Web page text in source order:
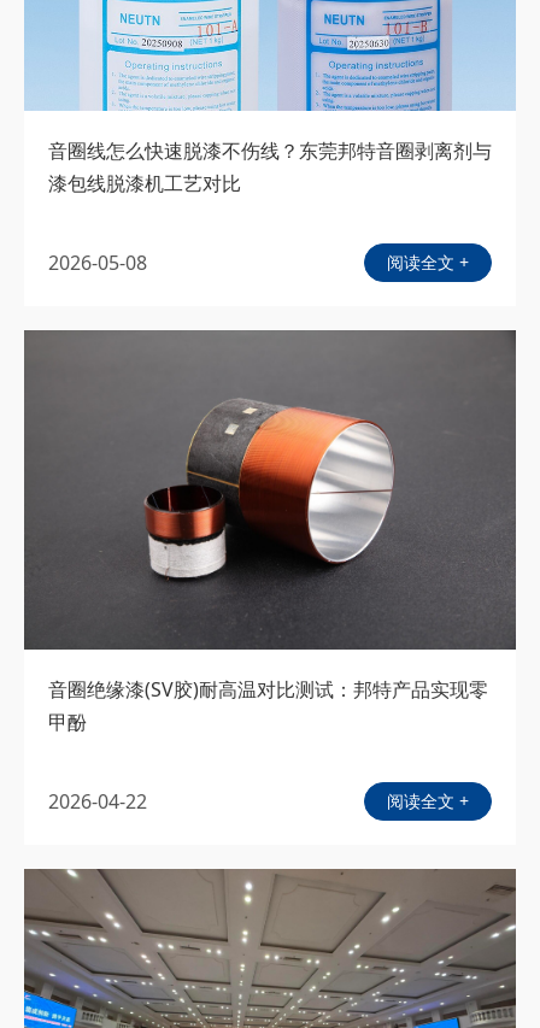
音圈线怎么快速脱漆不伤线？东莞邦特音圈剥离剂与
漆包线脱漆机工艺对比
2026-05-08 阅读全文 +
音圈绝缘漆(SV胶)耐高温对比测试：邦特产品实现零
甲酚
2026-04-22 阅读全文 +